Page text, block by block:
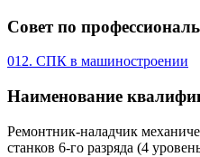
Совет по
012. СПК в машиностроении
Наименование
Ремонтник-наладчик
станков 6-го разряда (4